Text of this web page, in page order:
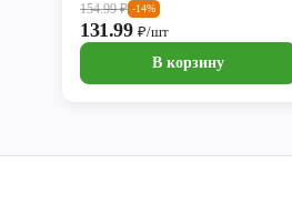
154.99₽ -14%
131.99₽/шт
В корзину